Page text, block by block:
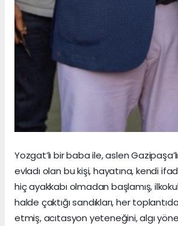
Yozgat’lı bir baba ile, aslen
evladı olan bu kişi, hayatına, kendi
hiç ayakkabı olmadan başlamış,
halde çaktığı sandıkları, her
etmiş, acıtasyon yeteneğini, algı